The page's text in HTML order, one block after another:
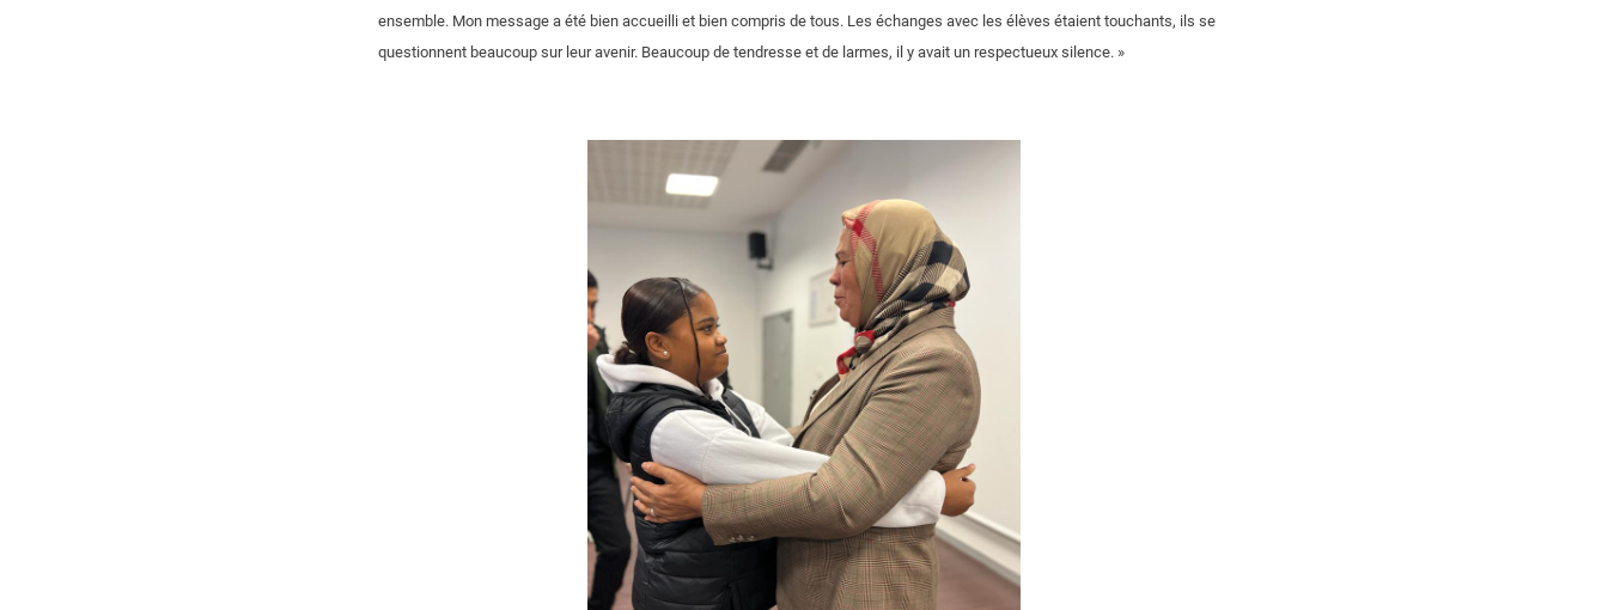
ensemble. Mon message a été bien accueilli et bien compris de tous. Les échanges avec les élèves étaient touchants, ils se
questionnent beaucoup sur leur avenir. Beaucoup de tendresse et de larmes, il y avait un respectueux silence. »